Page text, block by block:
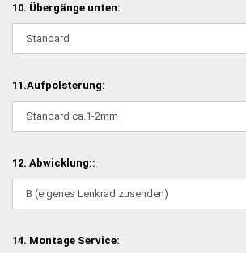
10. Übergänge unten:
11.Aufpolsterung:
12. Abwicklung::
14. Montage Service: